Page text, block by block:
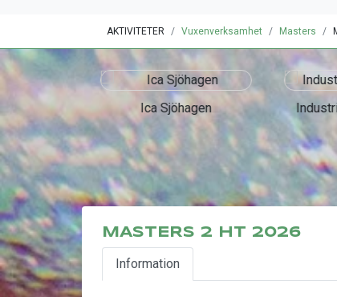
AKTIVITETER Vuxenverksamhet Masters
Ica Sjöhagen
MASTERS 2 HT 2026
Information